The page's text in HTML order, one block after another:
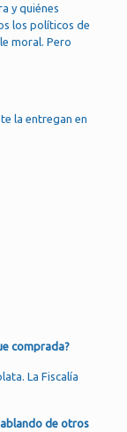
y quiénes
los políticos de
moral. Pero
la entregan en
comprada?
La Fiscalía
de otros